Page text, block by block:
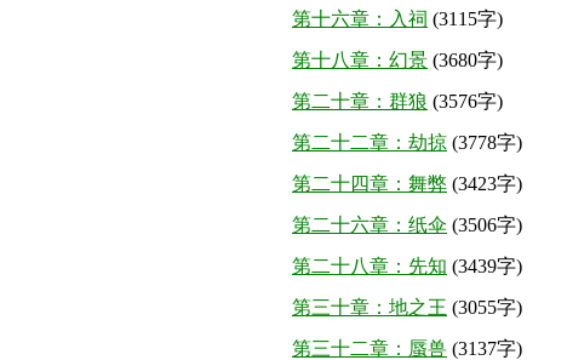
第十六章：入祠 (3115字)
第十八章：幻景 (3680字)
第二十章：群狼 (3576字)
第二十二章：劫掠 (3778字)
第二十四章：舞弊 (3423字)
第二十六章：纸伞 (3506字)
第二十八章：先知 (3439字)
第三十章：地之王 (3055字)
第三十二章：蜃兽 (3137字)